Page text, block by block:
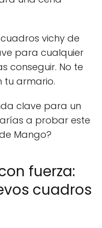
vichy de
para cualquier
conseguir. No te
tu armario.
clave para un
a probar este
Mango?
fuerza:
cuadros